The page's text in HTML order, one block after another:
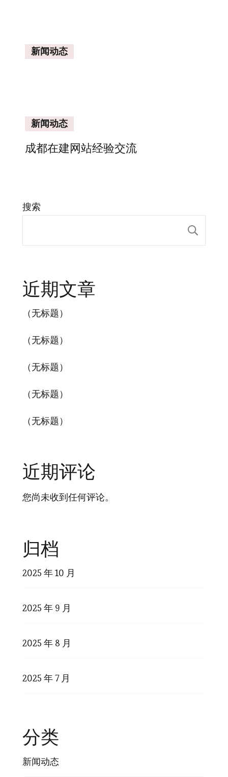
新闻动态
新闻动态
成都在建网站经验交流
搜索
近期文章
（无标题）
（无标题）
（无标题）
（无标题）
（无标题）
近期评论
您尚未收到任何评论。
归档
2025 年 10 月
2025 年 9 月
2025 年 8 月
2025 年 7 月
分类
新闻动态